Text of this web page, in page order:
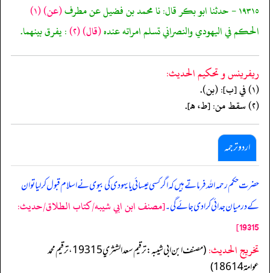
١٩٣١٥ - حدثنا ابو بكر قال: نا محمد بن فضيل عن مطرف (عن)(١)
الحكم في اليهودي والنصراني تسلم امراته عنده(قال)(٢) : يفرق بينهما.
ريفرينس و تحكيم الحدیث:
(١) في [ب]: (بن).
(٢) سقط من: [ط، هـ].
اردو ترجمہ
حضرت حکم رحمہ اللہ فرماتے ہیں کہ اگر کسی عیسائی یا یہودی کی بیوی نے اسلام قبول کرلیا تو ان
کے درمیان جدائی کرادی جائے گی۔[مصنف ابن ابي شيبه/كتاب الطلاق/حدیث:
19315]
تخریج الحدیث:
(مصنف ابن ابي شيبه: ترقيم سعد الشثري 19315، ترقيم محمد
عوامة 18614)